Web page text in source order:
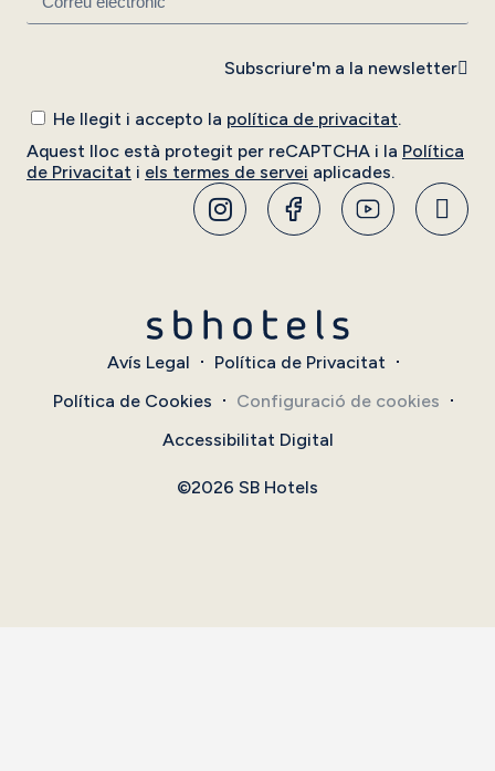
He llegit i accepto la política de privacitat.
Aquest lloc està protegit per reCAPTCHA i la Política
de Privacitat i els termes de servei aplicades.
Subscriure'm a la newsletter
Avís Legal
Política de Privacitat
Política de Cookies
Configuració de cookies
Accessibilitat Digital
©2026 SB Hotels